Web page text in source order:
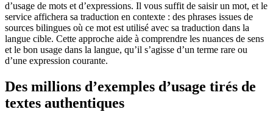
d’usage de mots et d’expressions. Il vous suffit de saisir un mot, et le
service affichera sa traduction en contexte : des phrases issues de
sources bilingues où ce mot est utilisé avec sa traduction dans la
langue cible. Cette approche aide à comprendre les nuances de sens
et le bon usage dans la langue, qu’il s’agisse d’un terme rare ou
d’une expression courante.
Des millions d’exemples d’usage tirés de
textes authentiques